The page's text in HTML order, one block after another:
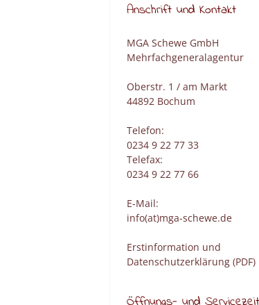
Anschrift und Kontakt
MGA Schewe GmbH
Mehrfachgeneralagentur
Oberstr. 1 / am Markt
44892 Bochum
Telefon:
0234 9 22 77 33
Telefax:
0234 9 22 77 66
E-Mail:
info(at)mga-schewe.de
Erstinformation und
Datenschutzerklärung (PDF)